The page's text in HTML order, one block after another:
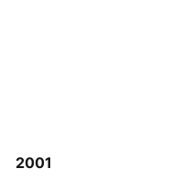
2001